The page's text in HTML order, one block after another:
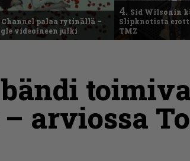
palaa rytinällä –
videoineen julki
4. Sid Wilsonin
Slipknotista
TMZ
arviossa